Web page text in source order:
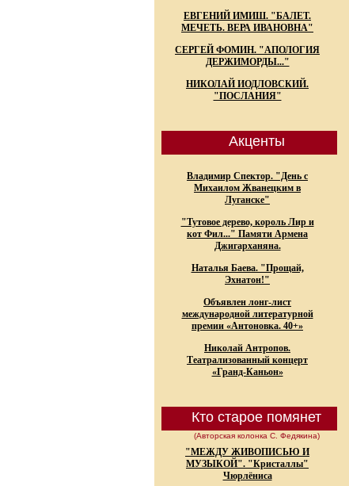
ЕВГЕНИЙ ИМИШ. "БАЛЕТ.
МЕЧЕТЬ. ВЕРА ИВАНОВНА"
СЕРГЕЙ ФОМИН. "АПОЛОГИЯ
ДЕРЖИМОРДЫ..."
НИКОЛАЙ ИОДЛОВСКИЙ.
"ПОСЛАНИЯ"
Акценты
Владимир Спектор. "День с
Михаилом Жванецким в
Луганске"
"Тутовое дерево, король Лир и
кот Фил..." Памяти Армена
Джигарханяна.
Наталья Баева. "Прощай,
Эхнатон!"
Объявлен лонг-лист
международной литературной
премии «Антоновка. 40+»
Николай Антропов.
Театрализованный концерт
«Гранд-Каньон»
Кто старое помянет
(Авторская колонка С. Федякина)
"МЕЖДУ ЖИВОПИСЬЮ И
МУЗЫКОЙ". "Кристаллы"
Чюрлёниса